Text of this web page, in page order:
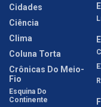
Cidades
Ciência
Clima
Coluna Torta
Crônicas Do Meio-
Fio
Esquina Do
Continente